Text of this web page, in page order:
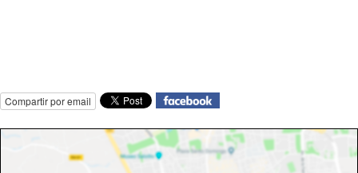
Compartir por email